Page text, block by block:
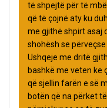
të shpejtë për të
që të çojnë aty ku
me gjithë shpirt asaj
shohësh se
Ushqeje me dritë
bashkë me veten ke
që sjellin farën e së
botën që na përket